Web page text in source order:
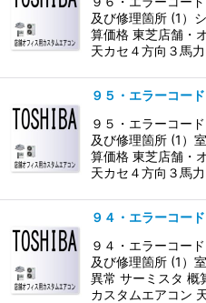
及び修理箇所 (1）
算価格 東芝店舗・
天カセ４方向３馬
９５・エラーコード
９５・エラーコー
及び修理箇所 (1）
算価格 東芝店舗・
天カセ４方向３馬
９４・エラーコード
９４・エラーコー
及び修理箇所 (1）
異常 サーミスタ 概
カスタムエアコン